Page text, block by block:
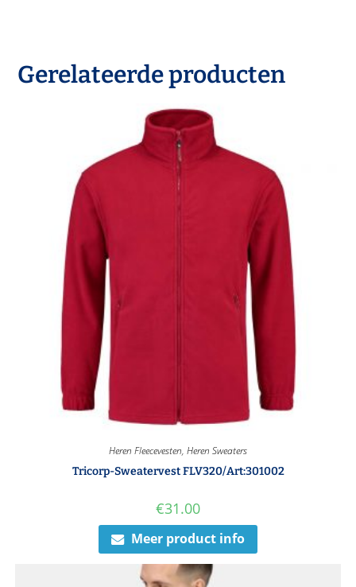
Gerelateerde producten
Heren Fleecevesten, Heren Sweaters
Tricorp-Sweatervest FLV320/Art:301002
€31.00
Meer product info